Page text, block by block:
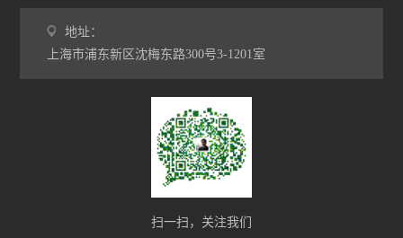
地址：
上海市浦东新区沈梅东路300号3-1201室
扫一扫，关注我们